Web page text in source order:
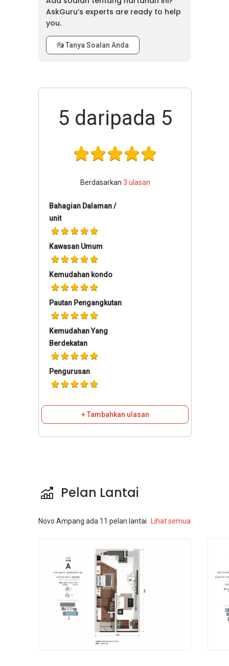
AskGuru’s experts are ready to help
you.
Tanya Soalan Anda
5 daripada 5
Berdasarkan 3 ulasan
Bahagian Dalaman /
unit
Kawasan Umum
Kemudahan kondo
Pautan Pengangkutan
Kemudahan Yang
Berdekatan
Pengurusan
+ Tambahkan ulasan
Pelan Lantai
Novo Ampang ada 11 pelan lantai Lihat semua